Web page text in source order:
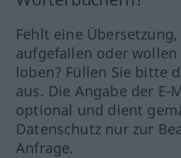
Fehlt eine
aufgefallen oder
loben? Füllen Sie bitte
aus. Die Angabe der E-
optional und dient
Datenschutz nur zur
Anfrage.